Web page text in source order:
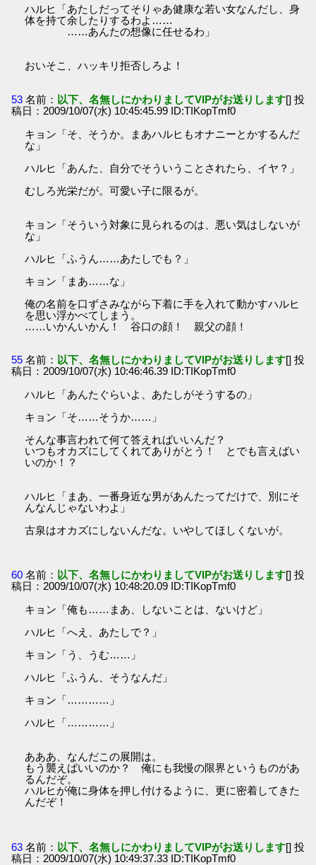
ハルヒ「あたしだってそりゃあ健康な若い女なんだし、身
体を持て余したりするわよ……
……あんたの想像に任せるわ」
おいそこ、ハッキリ拒否しろよ！
53 名前： 以下、名無しにかわりましてVIPがお送りします[] 投
稿日：2009/10/07(水) 10:45:45.99 ID:TIKopTmf0
キョン「そ、そうか。まあハルヒもオナニーとかするんだ
な」
ハルヒ「あんた、自分でそういうことされたら、イヤ？」
むしろ光栄だが。可愛い子に限るが。
キョン「そういう対象に見られるのは、悪い気はしないが
な」
ハルヒ「ふうん……あたしでも？」
キョン「まあ……な」
俺の名前を口ずさみながら下着に手を入れて動かすハルヒ
を思い浮かべてしまう。
……いかんいかん！ 谷口の顔！ 親父の顔！
55 名前： 以下、名無しにかわりましてVIPがお送りします[] 投
稿日：2009/10/07(水) 10:46:46.39 ID:TIKopTmf0
ハルヒ「あんたぐらいよ、あたしがそうするの」
キョン「そ……そうか……」
そんな事言われて何て答えればいいんだ？
いつもオカズにしてくれてありがとう！ とでも言えばい
いのか！？
ハルヒ「まあ、一番身近な男があんたってだけで、別にそ
んなんじゃないわよ」
古泉はオカズにしないんだな。いやしてほしくないが。
60 名前： 以下、名無しにかわりましてVIPがお送りします[] 投
稿日：2009/10/07(水) 10:48:20.09 ID:TIKopTmf0
キョン「俺も……まあ、しないことは、ないけど」
ハルヒ「へえ、あたしで？」
キョン「う、うむ……」
ハルヒ「ふうん、そうなんだ」
キョン「…………」
ハルヒ「…………」
あああ、なんだこの展開は。
もう襲えばいいのか？ 俺にも我慢の限界というものがあ
るんだぞ。
ハルヒが俺に身体を押し付けるように、更に密着してきた
んだぞ！
63 名前： 以下、名無しにかわりましてVIPがお送りします[] 投
稿日：2009/10/07(水) 10:49:37.33 ID:TIKopTmf0